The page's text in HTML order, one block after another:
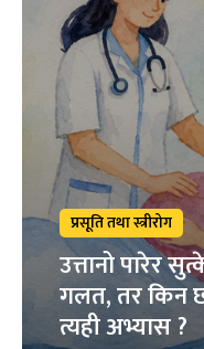
प्रसूति तथा स्त्रीरोग
उत्तानो पारेर
गलत, तर किन
त्यही अभ्यास ?